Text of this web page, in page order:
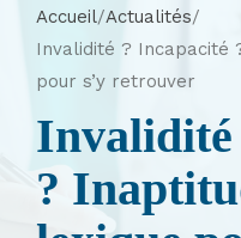
Accueil/Actualités/
Invalidité ? Incapacité
pour s’y retrouver
Invalidité
?